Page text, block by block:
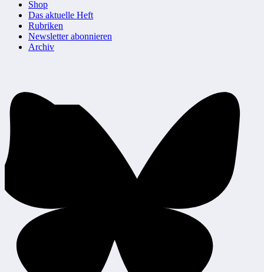
Shop
Das aktuelle Heft
Rubriken
Newsletter abonnieren
Archiv